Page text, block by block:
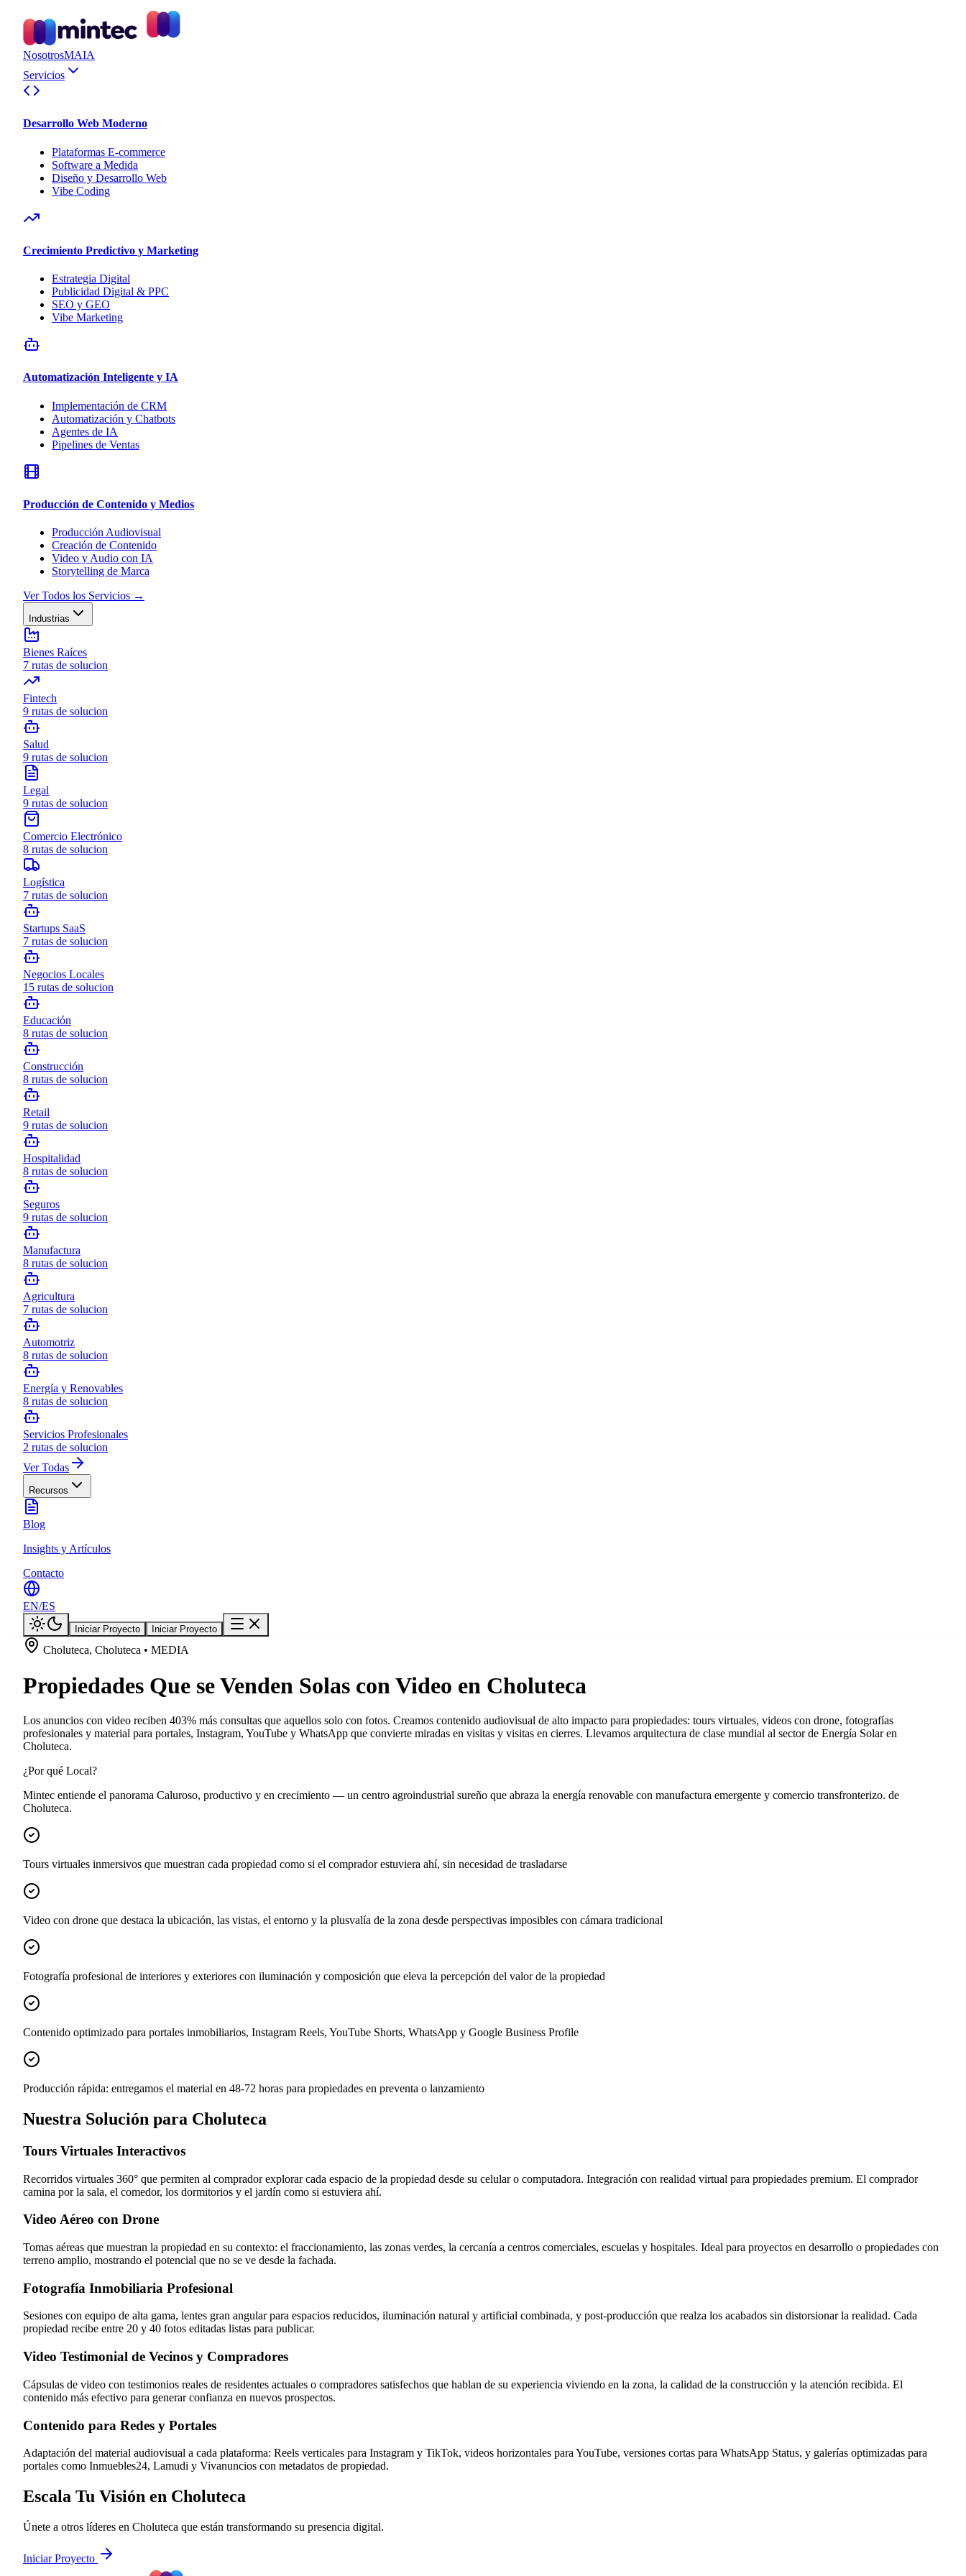
NosotrosMAIA
Servicios
Desarrollo Web Moderno
Plataformas E-commerce
Software a Medida
Diseño y Desarrollo Web
Vibe Coding
Crecimiento Predictivo y Marketing
Estrategia Digital
Publicidad Digital & PPC
SEO y GEO
Vibe Marketing
Automatización Inteligente y IA
Implementación de CRM
Automatización y Chatbots
Agentes de IA
Pipelines de Ventas
Producción de Contenido y Medios
Producción Audiovisual
Creación de Contenido
Video y Audio con IA
Storytelling de Marca
Ver Todos los Servicios →
Industrias
Bienes Raíces
7 rutas de solucion
Fintech
9 rutas de solucion
Salud
9 rutas de solucion
Legal
9 rutas de solucion
Comercio Electrónico
8 rutas de solucion
Logística
7 rutas de solucion
Startups SaaS
7 rutas de solucion
Negocios Locales
15 rutas de solucion
Educación
8 rutas de solucion
Construcción
8 rutas de solucion
Retail
9 rutas de solucion
Hospitalidad
8 rutas de solucion
Seguros
9 rutas de solucion
Manufactura
8 rutas de solucion
Agricultura
7 rutas de solucion
Automotriz
8 rutas de solucion
Energía y Renovables
8 rutas de solucion
Servicios Profesionales
2 rutas de solucion
Ver Todas
Recursos
Blog
Insights y Artículos
Contacto
EN/ES
Iniciar Proyecto Iniciar Proyecto
Choluteca, Choluteca • MEDIA
Propiedades Que se Venden Solas con Video en Choluteca
Los anuncios con video reciben 403% más consultas que aquellos solo con fotos. Creamos contenido audiovisual de alto impacto para propiedades: tours virtuales, videos con drone, fotografías
profesionales y material para portales, Instagram, YouTube y WhatsApp que convierte miradas en visitas y visitas en cierres. Llevamos arquitectura de clase mundial al sector de Energía Solar en
Choluteca.
¿Por qué Local?
Mintec entiende el panorama Caluroso, productivo y en crecimiento — un centro agroindustrial sureño que abraza la energía renovable con manufactura emergente y comercio transfronterizo. de
Choluteca.
Tours virtuales inmersivos que muestran cada propiedad como si el comprador estuviera ahí, sin necesidad de trasladarse
Video con drone que destaca la ubicación, las vistas, el entorno y la plusvalía de la zona desde perspectivas imposibles con cámara tradicional
Fotografía profesional de interiores y exteriores con iluminación y composición que eleva la percepción del valor de la propiedad
Contenido optimizado para portales inmobiliarios, Instagram Reels, YouTube Shorts, WhatsApp y Google Business Profile
Producción rápida: entregamos el material en 48-72 horas para propiedades en preventa o lanzamiento
Nuestra Solución para Choluteca
Tours Virtuales Interactivos
Recorridos virtuales 360° que permiten al comprador explorar cada espacio de la propiedad desde su celular o computadora. Integración con realidad virtual para propiedades premium. El comprador
camina por la sala, el comedor, los dormitorios y el jardín como si estuviera ahí.
Video Aéreo con Drone
Tomas aéreas que muestran la propiedad en su contexto: el fraccionamiento, las zonas verdes, la cercanía a centros comerciales, escuelas y hospitales. Ideal para proyectos en desarrollo o propiedades con
terreno amplio, mostrando el potencial que no se ve desde la fachada.
Fotografía Inmobiliaria Profesional
Sesiones con equipo de alta gama, lentes gran angular para espacios reducidos, iluminación natural y artificial combinada, y post-producción que realza los acabados sin distorsionar la realidad. Cada
propiedad recibe entre 20 y 40 fotos editadas listas para publicar.
Video Testimonial de Vecinos y Compradores
Cápsulas de video con testimonios reales de residentes actuales o compradores satisfechos que hablan de su experiencia viviendo en la zona, la calidad de la construcción y la atención recibida. El
contenido más efectivo para generar confianza en nuevos prospectos.
Contenido para Redes y Portales
Adaptación del material audiovisual a cada plataforma: Reels verticales para Instagram y TikTok, videos horizontales para YouTube, versiones cortas para WhatsApp Status, y galerías optimizadas para
portales como Inmuebles24, Lamudi y Vivanuncios con metadatos de propiedad.
Escala Tu Visión en Choluteca
Únete a otros líderes en Choluteca que están transformando su presencia digital.
Iniciar Proyecto